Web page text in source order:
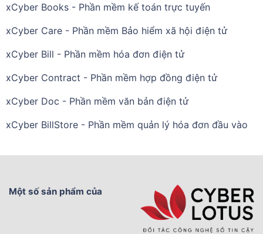
xCyber Books - Phần mềm kế toán trực tuyến
xCyber Care - Phần mềm Bảo hiểm xã hội điện tử
xCyber Bill - Phần mềm hóa đơn điện tử
xCyber Contract - Phần mềm hợp đồng điện tử
xCyber Doc - Phần mềm văn bản điện tử
xCyber BillStore - Phần mềm quản lý hóa đơn đầu vào
Một số sản phẩm của